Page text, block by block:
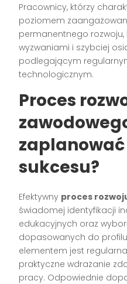
Pracownicy, którzy
poziomem
permanentnego
wyzwaniami i szybciej
podlegającym
technologicznym.
Proces
sukcesu?
Efektywny proces
świadomej identyfikacji
edukacyjnych oraz
dopasowanych do
elementem jest
praktyczne wdrażanie
pracy. Odpowiednie